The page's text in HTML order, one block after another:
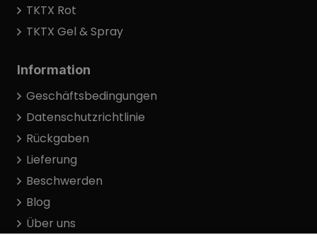
TKTX Rot
TKTX Gel & Spray
Information
Geschäftsbedingungen
Datenschutzrichtlinie
Rückgaben
Lieferung
Beschwerden
Blog
Über uns